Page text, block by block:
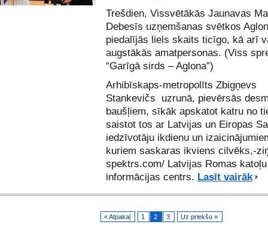
Trešdien, Vissvētākās Jaunavas
Debesīs uzņemšanas svētkos
piedalījās liels skaits ticīgo, kā arī
augstākās amatpersonas. (Viss
“Garīgā sirds – Aglona”)
Arhibīskaps-metropolīts Zbigņevs
Stankevičs uzrunā, pievērsās
baušļiem, sīkāk apskatot katru no
saistot tos ar Latvijas un Eiropas
iedzīvotāju ikdienu un
kuriem saskaras ikviens cilvēks,-
spektrs.com/ Latvijas Romas
informācijas centrs. Lasīt vairāk
« Atpakaļ 1 2 3 Uz priekšu »